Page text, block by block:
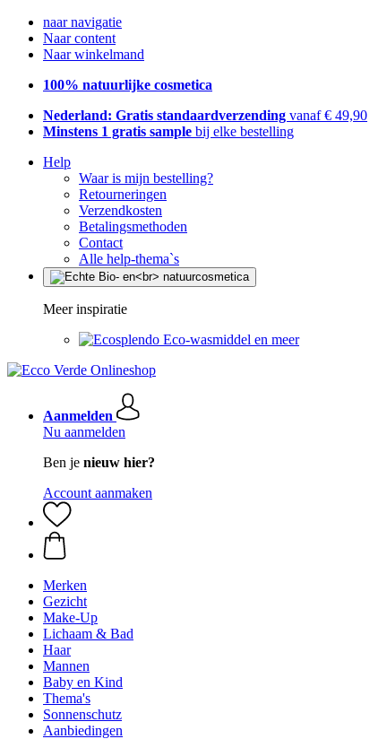
naar navigatie
Naar content
Naar winkelmand
100% natuurlijke cosmetica
Nederland: Gratis standaardverzending vanaf € 49,90
Minstens 1 gratis sample bij elke bestelling
Help
Waar is mijn bestelling?
Retourneringen
Verzendkosten
Betalingsmethoden
Contact
Alle help-thema`s
Meer inspiratie
Eco-wasmiddel en meer
Aanmelden
Nu aanmelden
Ben je nieuw hier?
Account aanmaken
Merken
Gezicht
Make-Up
Lichaam & Bad
Haar
Mannen
Baby en Kind
Thema's
Sonnenschutz
Aanbiedingen